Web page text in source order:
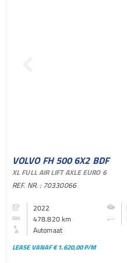
VOLVO FH 500 6X2 BDF
AFZETSYSTEEM BAKWAGEN
XL FULL AIR LIFT AXLE EURO 6
REF. NR. : 70330066
2022
478.820 km
Automaat
LEASE VANAF € 1.620,00 P/M